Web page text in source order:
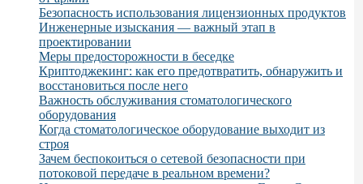
Безопасность использования лицензионных продуктов
Инженерные изыскания — важный этап в
проектировании
Меры предосторожности в беседке
Криптоджекинг: как его предотвратить, обнаружить и
восстановиться после него
Важность обслуживания стоматологического
оборудования
Когда стоматологическое оборудование выходит из
строя
Зачем беспокоиться о сетевой безопасности при
потоковой передаче в реальном времени?